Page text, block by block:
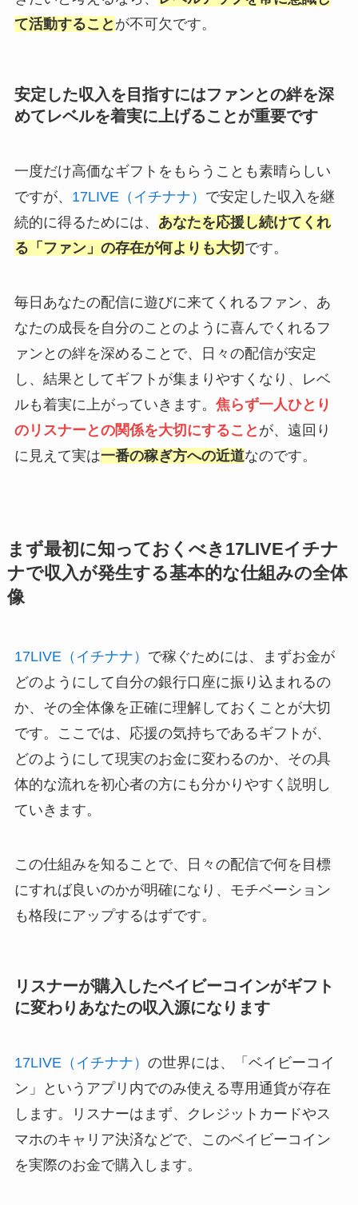
て活動すること が不可欠です。
安定した収入を目指すにはファンとの絆を深
めてレベルを着実に上げることが重要です
一度だけ高価なギフトをもらうことも素晴らしい
ですが、 17LIVE（イチナナ） で安定した収入を継
続的に得るためには、 あなたを応援し続けてくれ
る「ファン」の存在が何よりも大切 です。
毎日あなたの配信に遊びに来てくれるファン、あ
なたの成長を自分のことのように喜んでくれるフ
ァンとの絆を深めることで、日々の配信が安定
し、結果としてギフトが集まりやすくなり、レベ
ルも着実に上がっていきます。 焦らず一人ひとり
のリスナーとの関係を大切にすること が、遠回り
に見えて実は一番の稼ぎ方への近道なのです。
まず最初に知っておくべき17LIVEイチナ
ナで収入が発生する基本的な仕組みの全体
像
17LIVE（イチナナ） で稼ぐためには、まずお金が
どのようにして自分の銀行口座に振り込まれるの
か、その全体像を正確に理解しておくことが大切
です。ここでは、応援の気持ちであるギフトが、
どのようにして現実のお金に変わるのか、その具
体的な流れを初心者の方にも分かりやすく説明し
ていきます。
この仕組みを知ることで、日々の配信で何を目標
にすれば良いのかが明確になり、モチベーション
も格段にアップするはずです。
リスナーが購入したベイビーコインがギフト
に変わりあなたの収入源になります
17LIVE（イチナナ） の世界には、「ベイビーコイ
ン」というアプリ内でのみ使える専用通貨が存在
します。リスナーはまず、クレジットカードやス
マホのキャリア決済などで、このベイビーコイン
を実際のお金で購入します。